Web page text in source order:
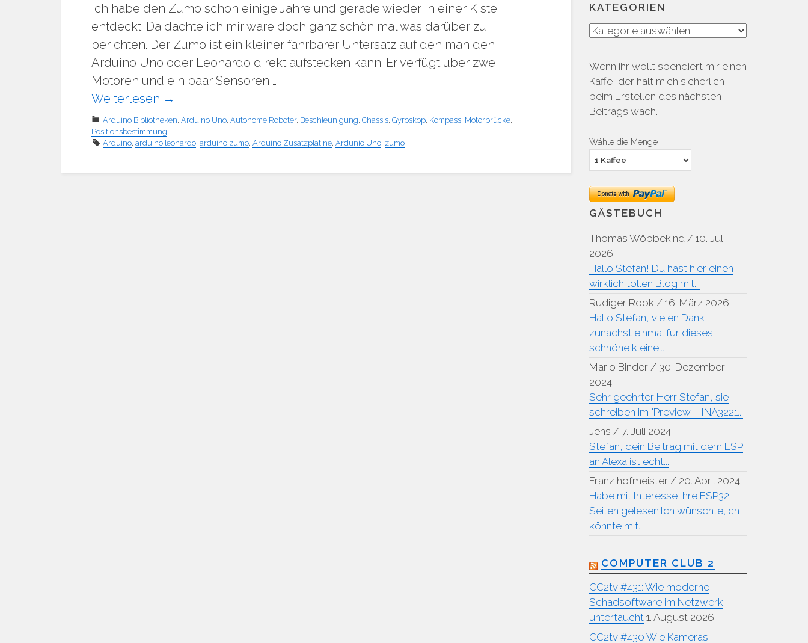
Ich habe den Zumo schon einige Jahre und gerade wieder in einer Kiste
entdeckt. Da dachte ich mir wäre doch ganz schön mal was darüber zu
berichten. Der Zumo ist ein kleiner fahrbarer Untersatz auf den man den
Arduino Uno oder Leonardo direkt aufstecken kann. Er verfügt über zwei
Motoren und ein paar Sensoren …
Weiterlesen →
Arduino Bibliotheken Arduino Uno Autonome Roboter, Beschleunigung Chassis Gyroskop Kompass Motorbrücke
Positionsbestimmung
Arduino arduino leonardo arduino zumo Arduino Zusatzplatine Ardunio Uno zumo
KATEGORIEN
Kategorien
Wenn ihr wollt spendiert mir einen
Kaffe, der hält mich sicherlich
beim Erstellen des nächsten
Beitrags wach.
Wähle die Menge
GÄSTEBUCH
Thomas Wöbbekind / 10. Juli
2026
Hallo Stefan! Du hast hier einen
wirklich tollen Blog mit...
Rüdiger Rook / 16. März 2026
Hallo Stefan, vielen Dank
zunächst einmal für dieses
schhöne kleine...
Mario Binder/ 30. Dezember
2024
Sehr geehrter Herr Stefan, sie
schreiben im "Preview – INA3221...
Jens / 7. Juli 2024
Stefan, dein Beitrag mit dem ESP
an Alexa ist echt...
Franz hofmeister/ 20. April 2024
Habe mit Interesse Ihre ESP32
Seiten gelesen.Ich wünschte,ich
könnte mit...
COMPUTER CLUB 2
CC2tv #431: Wie moderne
Schadsoftware im Netzwerk
untertaucht 1. August 2026
CC2tv #430 Wie Kameras